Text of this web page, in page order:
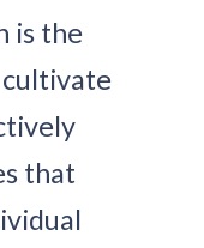
is the
that